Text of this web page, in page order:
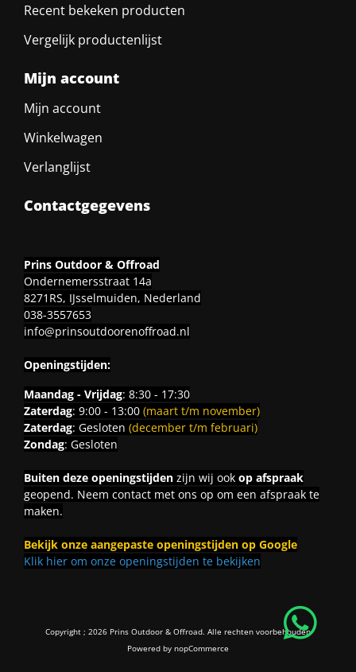
Recent bekeken producten
Vergelijk productenlijst
Mijn account
Mijn account
Winkelwagen
Verlanglijst
Contactgegevens
Prins Outdoor & Offroad
Ondernemersstraat 14a
8271RS, IJsselmuiden, Nederland
038-3557653
info@prinsoutdoorenoffroad.nl
Openingstijden:
Maandag - Vrijdag: 8:30 - 17:30
Zaterdag: 9:00 - 13:00 (maart t/m november)
Zaterdag: Gesloten (december t/m februari)
Zondag: Gesloten
Buiten deze openingstijdenzijn wij ook op afspraak
geopend. Neem contact met ons op om een afspraak te
maken.
Bekijk onze aangepaste openingstijden op Google
Klik hier om onze openingstijden te bekijken
Copyright ; 2026 Prins Outdoor & Offroad. Alle rechten voorbehouden
Powered by nopCommerce